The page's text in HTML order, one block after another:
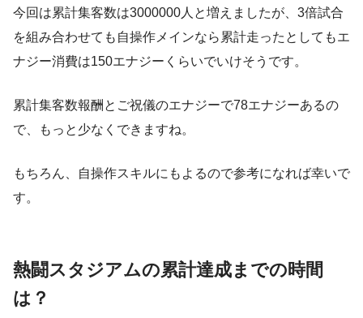
今回は累計集客数は3000000人と増えましたが、3倍試合
を組み合わせても自操作メインなら累計走ったとしてもエ
ナジー消費は150エナジーくらいでいけそうです。
累計集客数報酬とご祝儀のエナジーで78エナジーあるの
で、もっと少なくできますね。
もちろん、自操作スキルにもよるので参考になれば幸いで
す。
熱闘スタジアムの累計達成までの時間
は？